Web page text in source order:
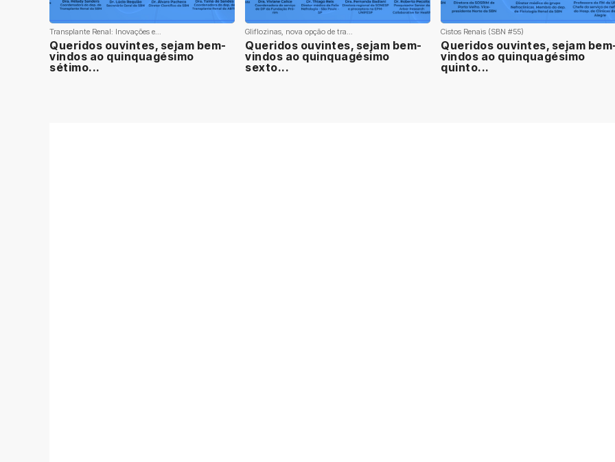
Transplante Renal: Inovações e...
Queridos ouvintes, sejam bem-
vindos ao quinquagésimo
sétimo...
Gliflozinas, nova opção de tra...
Queridos ouvintes, sejam bem-
vindos ao quinquagésimo
sexto...
Cistos Renais (SBN #55)
Queridos ouvintes, sejam
vindos ao quinquagésimo
quinto...